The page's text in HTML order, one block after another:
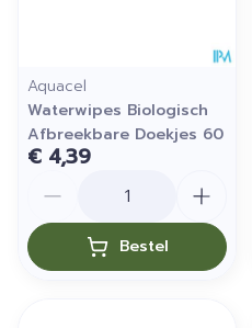
Aquacel
Waterwipes Biologisch
Afbreekbare Doekjes 60
€ 4,39
Bestel